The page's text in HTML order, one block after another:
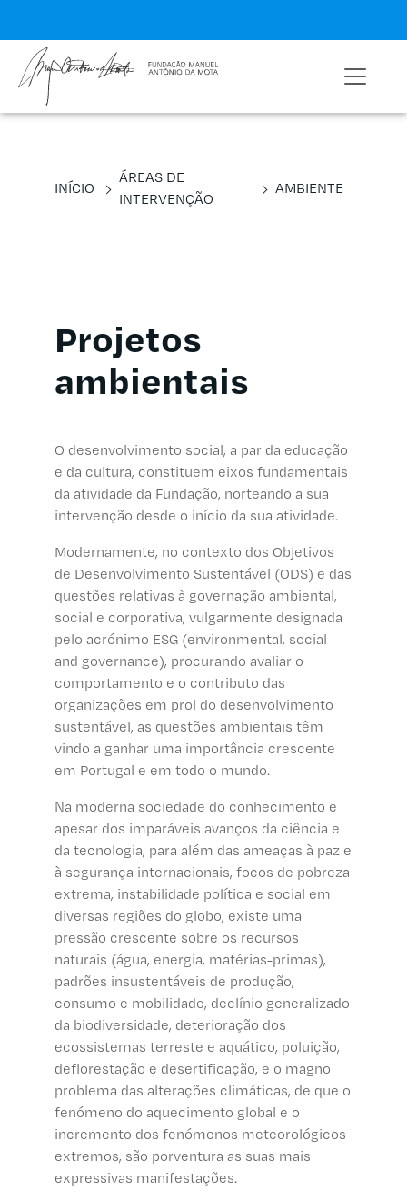
INÍCIO
ÁREAS DE
INTERVENÇÃO
AMBIENTE
Projetos
ambientais
O desenvolvimento social, a par da educação
e da cultura, constituem eixos fundamentais
da atividade da Fundação, norteando a sua
intervenção desde o início da sua atividade.
Modernamente, no contexto dos Objetivos
de Desenvolvimento Sustentável (ODS) e das
questões relativas à governação ambiental,
social e corporativa, vulgarmente designada
pelo acrónimo ESG (environmental, social
and governance), procurando avaliar o
comportamento e o contributo das
organizações em prol do desenvolvimento
sustentável, as questões ambientais têm
vindo a ganhar uma importância crescente
em Portugal e em todo o mundo.
Na moderna sociedade do conhecimento e
apesar dos imparáveis avanços da ciência e
da tecnologia, para além das ameaças à paz e
à segurança internacionais, focos de pobreza
extrema, instabilidade política e social em
diversas regiões do globo, existe uma
pressão crescente sobre os recursos
naturais (água, energia, matérias-primas),
padrões insustentáveis de produção,
consumo e mobilidade, declínio generalizado
da biodiversidade, deterioração dos
ecossistemas terreste e aquático, poluição,
deflorestação e desertificação, e o magno
problema das alterações climáticas, de que o
fenómeno do aquecimento global e o
incremento dos fenómenos meteorológicos
extremos, são porventura as suas mais
expressivas manifestações.